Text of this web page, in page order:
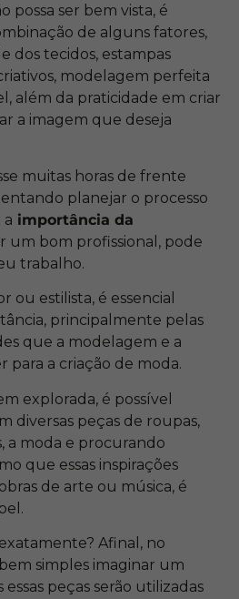
possa ser bem vista, é
de alguns fatores,
dos tecidos, estampas
modelagem perfeita
além da praticidade em criar
a imagem que deseja
muitas horas de frente
planejar o processo
a importância da
um bom profissional, pode
trabalho.
ou estilista, é essencial
principalmente pelas
que a modelagem e a
para a criação de moda.
explorada, é possível
diversas peças de roupas,
a moda e procurando
que essas inspirações
de arte ou música, é
Afinal, no
simples imaginar um
peças serão utilizadas